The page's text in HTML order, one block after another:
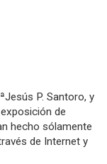
P. Santoro, y
de
hecho sólamente
de Internet y